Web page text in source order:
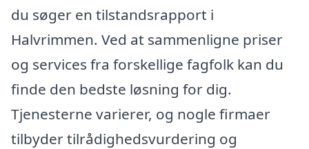
du søger en tilstandsrapport i
Halvrimmen. Ved at sammenligne priser
og services fra forskellige fagfolk kan du
finde den bedste løsning for dig.
Tjenesterne varierer, og nogle firmaer
tilbyder tilrådighedsvurdering og